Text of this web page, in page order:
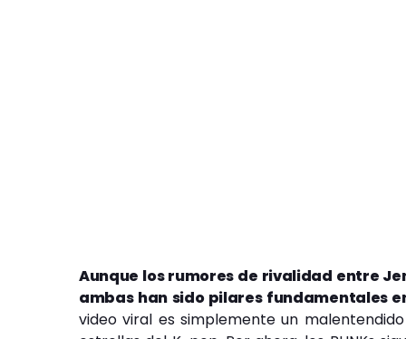
Aunque los rumores de rivalidad entre
ambas han sido pilares fundamentales
video viral es simplemente un